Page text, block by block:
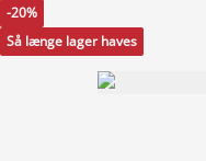
-20%
Så længe lager haves